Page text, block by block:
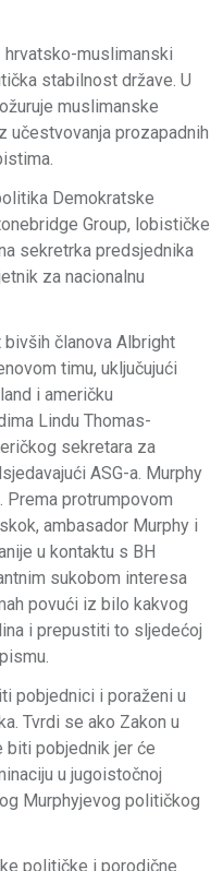
hrvatsko-muslimanski
stabilnost države. U
muslimanske
učestvovanja prozapadnih
Demokratske
Group, lobističke
sekretrka predsjednika
za nacionalnu
članova Albright
timu, uključujući
i američku
Lindu Thomas-
sekretara za
ASG-a. Murphy
Prema protrumpovom
ambasador Murphy i
u kontaktu s BH
sukobom interesa
povući iz bilo kakvog
i prepustiti to sljedećoj
pobjednici i poraženi u
Tvrdi se ako Zakon u
biti pobjednik jer će
u jugoistočnoj
Murphyjevog političkog
političke i porodične